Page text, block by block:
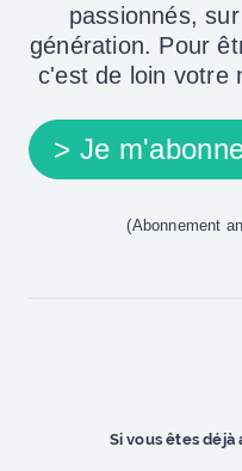
passionnés,
génération. Pour
c'est de loin votre
> Je
(Abonnement
Si vous êtes